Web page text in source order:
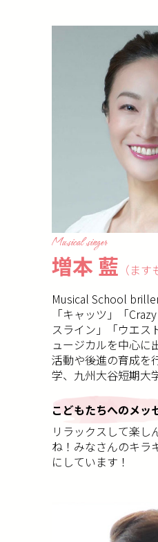
Musical singer
増本 藍 （ます
Musical School
「キャッツ」「
スライン」「ウエス
ュージカルを中心に
活動や後進の育成を
学、九州大谷短期大
こどもたちへのメッ
リラックスして楽し
ね！みなさんのキラ
にしています！